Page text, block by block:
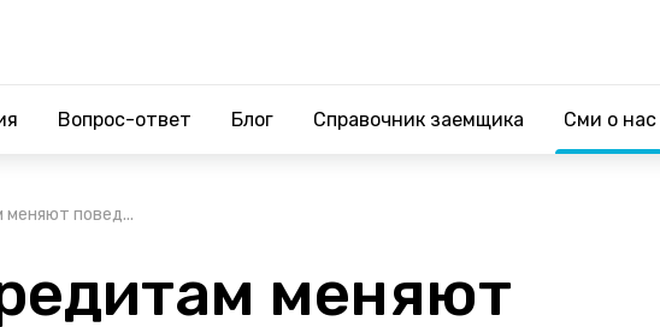
Вопрос-ответ Блог Справочник заемщика Сми о нас
меняют повед...
меняют